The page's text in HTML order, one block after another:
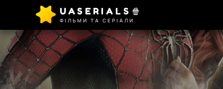
UASERIALS🍿
ФІЛЬМИ ТА СЕРІАЛИ